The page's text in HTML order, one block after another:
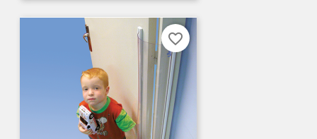
favorite_border